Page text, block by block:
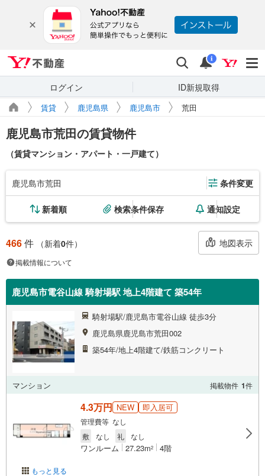
検索 通知
i
ログイン ID新規取得
賃貸 鹿児島県 鹿児島市 荒田
鹿児島市荒田の賃貸物件
（賃貸マンション・アパート・一戸建て）
鹿児島市荒田 条件変更
新着順 検索条件保存 通知設定
466件 （新着0件） 地図表示
掲載情報について
鹿児島市電谷山線 騎射場駅 地上4階建て 築54年
騎射場駅/鹿児島市電谷山線 徒歩3分
鹿児島県鹿児島市荒田002
築54年/地上4階建て/鉄筋コンクリート
マンション 掲載物件 1件
もっと見る
4.3万円 NEW 即入居可
管理費等 なし
敷
なし 礼 なし
ワンルーム 27.23m2 4階